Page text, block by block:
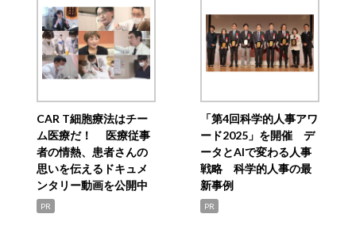
CAR T細胞療法はチー
ム医療だ！ 医療従事
者の情熱、患者さんの
思いを伝えるドキュメ
ンタリー動画を公開中
PR
「第4回科学的人事アワ
ード2025」を開催 デ
ータとAIで変わる人事
戦略 科学的人事の最
新事例
PR